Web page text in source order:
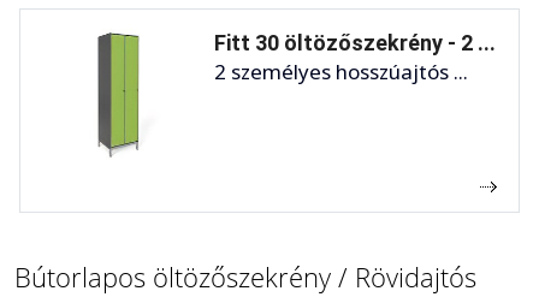
Fitt 30 öltözőszekrény - 2 ...
2 személyes hosszúajtós ...
Bútorlapos öltözőszekrény / Rövidajtós